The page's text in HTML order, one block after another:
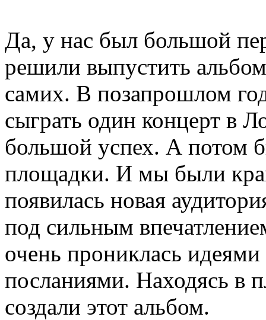
Да, у нас был большой
решили выпустить
самих. В позапрошлом
сыграть один концерт в
большой успех. А потом
площадки. И мы были
появилась новая
под сильным
очень прониклась
посланиями. Находясь в
создали этот альбом.